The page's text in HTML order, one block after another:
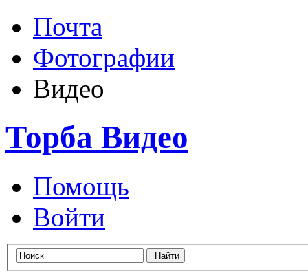
Почта
Фотографии
Видео
Торба Видео
Помощь
Войти